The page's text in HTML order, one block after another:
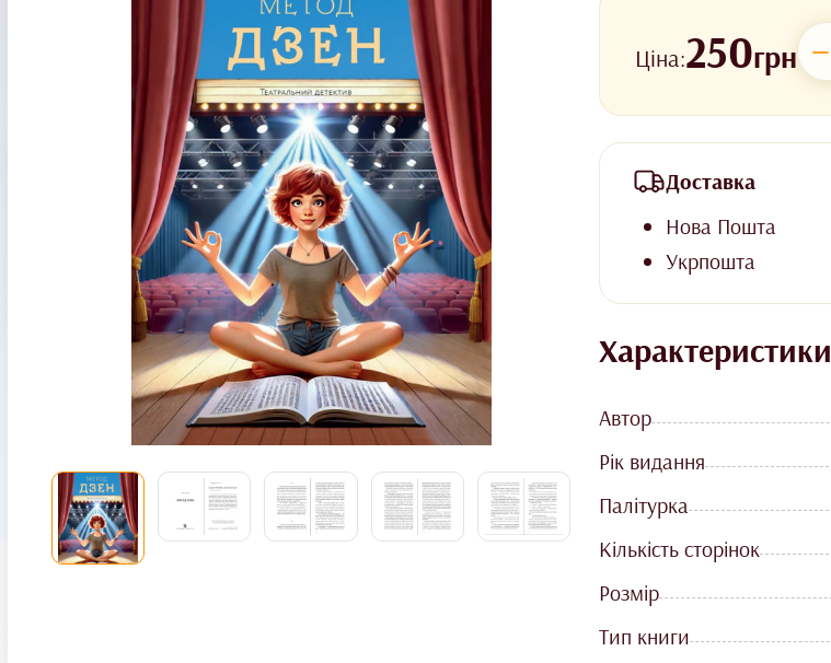
Ціна:250грн −
Доставка
Нова Пошта
Укрпошта
Характеристики
Автор
Рік видання
Палітурка
Кількість сторінок
Розмір
Тип книги